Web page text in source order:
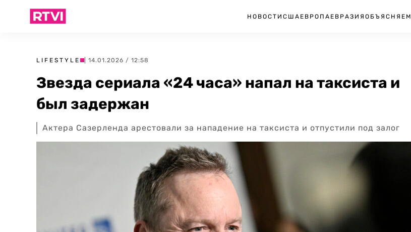
НОВОСТИ США ЕВРОПА ЕВРАЗИЯ ОБЪЯСНЯЕМ
LIFESTYLE | 14.01.2026 / 12:58
Звезда сериала «24 часа» напал на таксиста и
был задержан
Актера Сазерленда арестовали за нападение на таксиста и отпустили под залог